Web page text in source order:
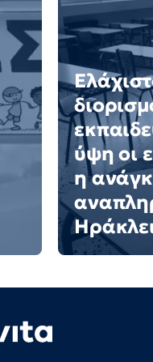
ύψη οι
η